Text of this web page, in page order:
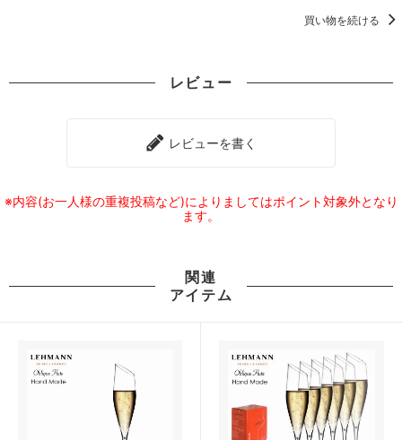
買い物を続ける
レビュー
レビューを書く
※内容(お一人様の重複投稿など)によりましてはポイント対象外となり
ます。
関連
アイテム